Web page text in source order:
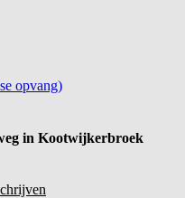
opvang)
in Kootwijkerbroek